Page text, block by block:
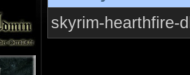
skyrim-hearthfire-